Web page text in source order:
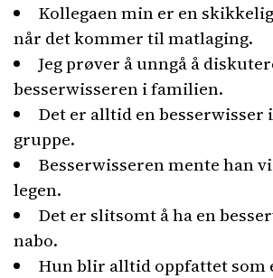
Kollegaen min er en
når det kommer til matlaging.
Jeg prøver å unngå å
besserwisseren i familien.
Det er alltid en besserwisser
gruppe.
Besserwisseren mente han
legen.
Det er slitsomt å ha en
nabo.
Hun blir alltid oppfattet som